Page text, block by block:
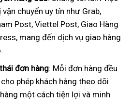
chuyển uy tín như Grab,
Post, Viettel Post, Giao Hàng
mang đến dịch vụ giao hàng
đơn hàng: Mỗi đơn hàng đều
phép khách hàng theo dõi
một cách tiện lợi và minh